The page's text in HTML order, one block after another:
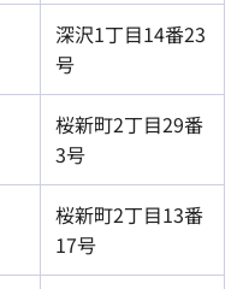
深沢1丁目14番23
号
桜新町2丁目29番
3号
桜新町2丁目13番
17号